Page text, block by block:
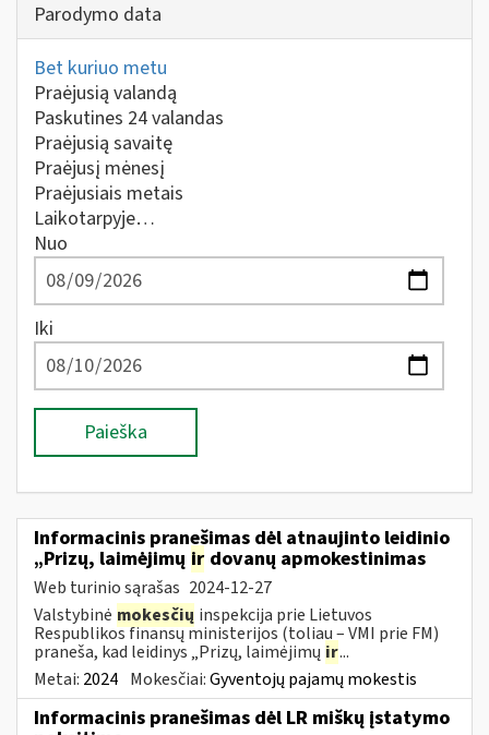
Parodymo data
Bet kuriuo metu
Praėjusią valandą
Paskutines 24 valandas
Praėjusią savaitę
Praėjusį mėnesį
Praėjusiais metais
Laikotarpyje…
Nuo
Iki
Paieška
Informacinis pranešimas dėl atnaujinto leidinio
„Prizų, laimėjimų ir dovanų apmokestinimas
Web turinio sąrašas 2024-12-27
Valstybinė mokesčių inspekcija prie Lietuvos
Respublikos finansų ministerijos (toliau – VMI prie FM)
praneša, kad leidinys „Prizų, laimėjimų ir...
Metai: 2024 Mokesčiai:Gyventojų pajamų mokestis
Informacinis pranešimas dėl LR miškų įstatymo